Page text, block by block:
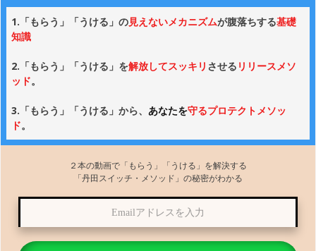
1.「もらう」「うける」の見えないメカニズムが腹落ちする基礎
知識
2.「もらう」「うける」を解放してスッキリ させる リリースメソ
ッド。
3.「もらう」「うける」から、 あなたを守るプロテクトメソッ
ド。
２本の動画で「もらう」「うける」を解決する
「丹田スイッチ・メソッド」の秘密がわかる